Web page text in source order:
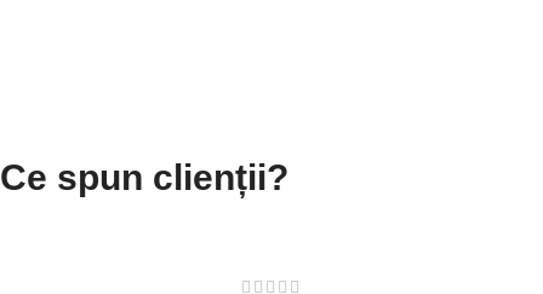
Ce spun clienții?